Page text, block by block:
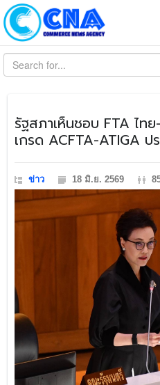
รัฐสภาเห็นชอบ FTA ไท
เกรด ACFTA-ATIGA ป
ข่าว 18 มิ.ย. 2569